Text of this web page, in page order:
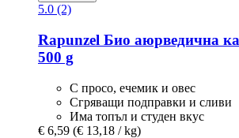
5.0 (2)
Rapunzel Био аюрведична
500 g
С просо, ечемик и овес
Сгряващи подправки и сливи
Има топъл и студен вкус
€ 6,59 (€ 13,18 / kg)